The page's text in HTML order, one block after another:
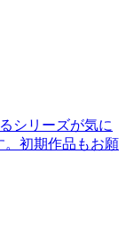
シリーズが気に
。初期作品もお願